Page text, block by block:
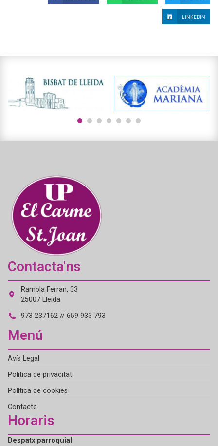
LINKEDIN
Contacta'ns
Rambla Ferran, 33
25007 Lleida
973 237162 // 659 933 793
Menú
Avís Legal
Política de privacitat
Política de cookies
Contacte
Horaris
Despatx parroquial: